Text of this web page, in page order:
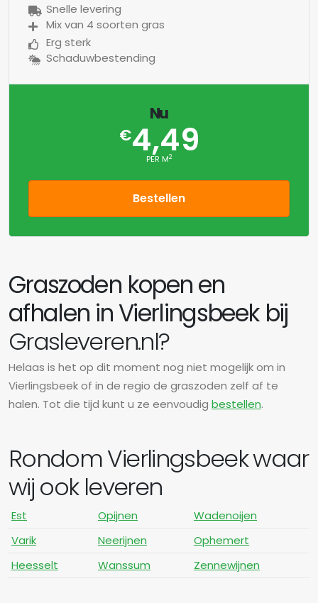
Snelle levering
Mix van 4 soorten gras
Erg sterk
Schaduwbestending
Nu
€4,49
PER M2
Bestellen
Graszoden kopen en
afhalen in Vierlingsbeek bij
Grasleveren.nl?
Helaas is het op dit moment nog niet mogelijk om in
Vierlingsbeek of in de regio de graszoden zelf af te
halen. Tot die tijd kunt u ze eenvoudig bestellen.
Rondom Vierlingsbeek waar
wij ook leveren
Est Opijnen
Wadenoijen
Varik
Neerijnen
Ophemert
Heesselt
Wanssum Zennewijnen